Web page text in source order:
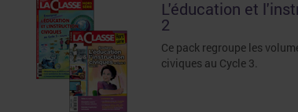
L'éducation et
2
Ce pack regroupe les
civiques au Cycle 3.